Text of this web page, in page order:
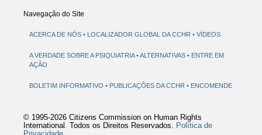
Navegação do Site
ACERCA DE NÓS LOCALIZADOR GLOBAL DA CCHR VÍDEOS
A VERDADE SOBRE A PSIQUIATRIA ALTERNATIVAS
ENTRE EM
AÇÃO
BOLETIM INFORMATIVO PUBLICAÇÕES DA CCHR ENCOMENDE
© 1995-2026 Citizens Commission on Human Rights
International. Todos os Direitos Reservados. Política de